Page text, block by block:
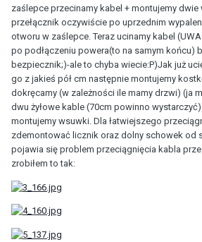
zaślepce przecinamy kabel + montujemy dwie
przełącznik oczywiście po uprzednim
otworu w zaślepce. Teraz ucinamy kabel
po podłączeniu powera(to na samym końcu)
bezpiecznik;)-ale to chyba wiecie:P)Jak już
go z jakieś pół cm następnie montujemy
dokręcamy (w zależności ile mamy drzwi) (ja
dwu żyłowe kable (70cm powinno
montujemy wsuwki. Dla łatwiejszego
zdemontować licznik oraz dolny schowek od
pojawia się problem przeciągnięcia kabla
zrobiłem to tak: